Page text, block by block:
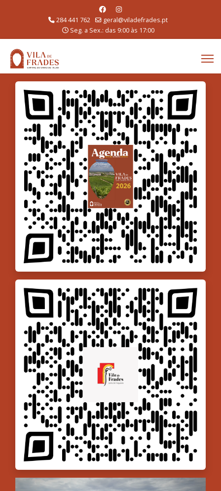
284 441 762
geral@viladefrades.pt
Seg. a Sex.: das 9:00 às 17:00